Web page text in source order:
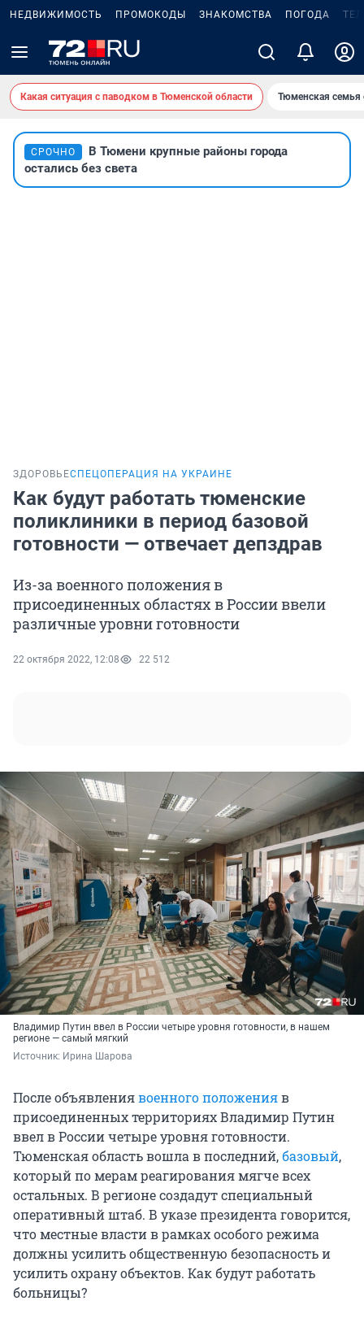
НЕДВИЖИМОСТЬ ПРОМОКОДЫ ЗНАКОМСТВА ПОГОДА
Какая ситуация с паводком в Тюменской области Тюменская семья
СРОЧНО
В Тюмени крупные районы города
остались без света
ЗДОРОВЬЕСПЕЦОПЕРАЦИЯ НА УКРАИНЕ
Как будут работать тюменские
поликлиники в период базовой
готовности — отвечает депздрав
Из-за военного положения в
присоединенных областях в России ввели
различные уровни готовности
22 октября 2022, 12:08 22 512
Владимир Путин ввел в России четыре уровня готовности, в нашем
регионе — самый мягкий
Источник: Ирина Шарова
После объявлениявоенного положенияв
присоединенных территориях Владимир Путин
ввел в России четыре уровня готовности.
Тюменская область вошла в последний,базовый,
который по мерам реагирования мягче всех
остальных. В регионе создадут специальный
оперативный штаб. В указе президента говорится,
что местные власти в рамках особого режима
должны усилить общественную безопасность и
усилить охрану объектов. Как будут работать
больницы?